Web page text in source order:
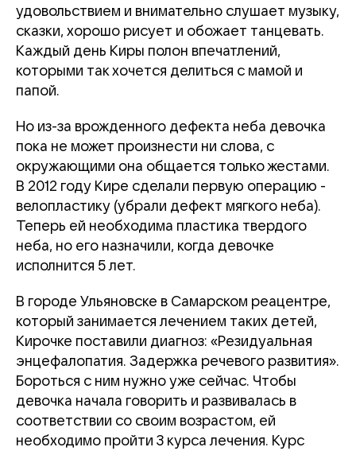
удовольствием и внимательно слушает музыку,
сказки, хорошо рисует и обожает танцевать.
Каждый день Киры полон впечатлений,
которыми так хочется делиться с мамой и
папой.
Но из-за врожденного дефекта неба девочка
пока не может произнести ни слова, с
окружающими она общается только жестами.
В 2012 году Кире сделали первую операцию -
велопластику (убрали дефект мягкого неба).
Теперь ей необходима пластика твердого
неба, но его назначили, когда девочке
исполнится 5 лет.
В городе Ульяновске в Самарском реацентре,
который занимается лечением таких детей,
Кирочке поставили диагноз: «Резидуальная
энцефалопатия. Задержка речевого развития».
Бороться с ним нужно уже сейчас. Чтобы
девочка начала говорить и развивалась в
соответствии со своим возрастом, ей
необходимо пройти 3 курса лечения. Курс